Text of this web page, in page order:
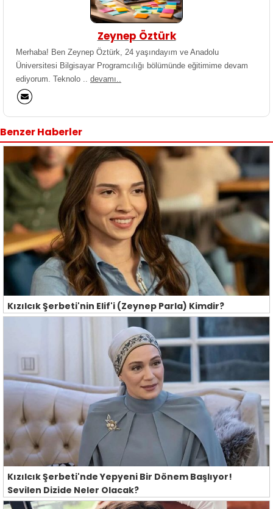
Zeynep Öztürk
Merhaba! Ben Zeynep Öztürk, 24 yaşındayım ve Anadolu
Üniversitesi Bilgisayar Programcılığı bölümünde eğitimime devam
ediyorum. Teknolo .. devamı..
Benzer Haberler
Kızılcık Şerbeti'nin Elif'i (Zeynep Parla) Kimdir?
Kızılcık Şerbeti'nde Yepyeni Bir Dönem Başlıyor!
Sevilen Dizide Neler Olacak?